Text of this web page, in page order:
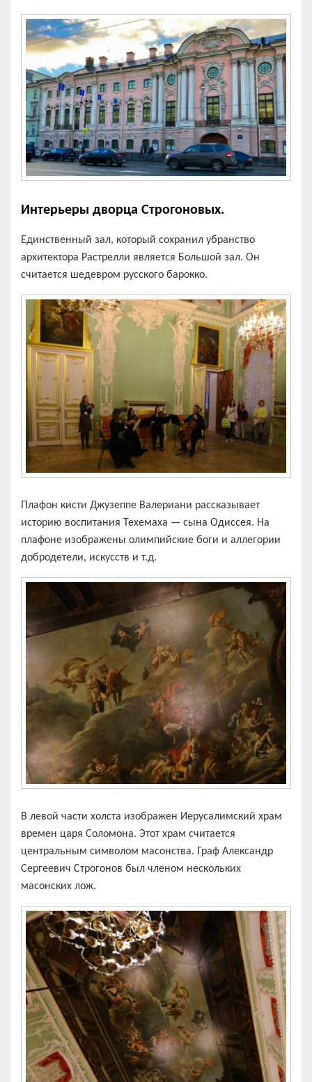
Интерьеры дворца Строгоновых.
Единственный зал, который сохранил убранство
архитектора Растрелли является Большой зал. Он
считается шедевром русского барокко.
Плафон кисти Джузеппе Валериани рассказывает
историю воспитания Техемаха — сына Одиссея. На
плафоне изображены олимпийские боги и аллегории
добродетели, искусств и т.д.
В левой части холста изображен Иерусалимский храм
времен царя Соломона. Этот храм считается
центральным символом масонства. Граф Александр
Сергеевич Строгонов был членом нескольких
масонских лож.